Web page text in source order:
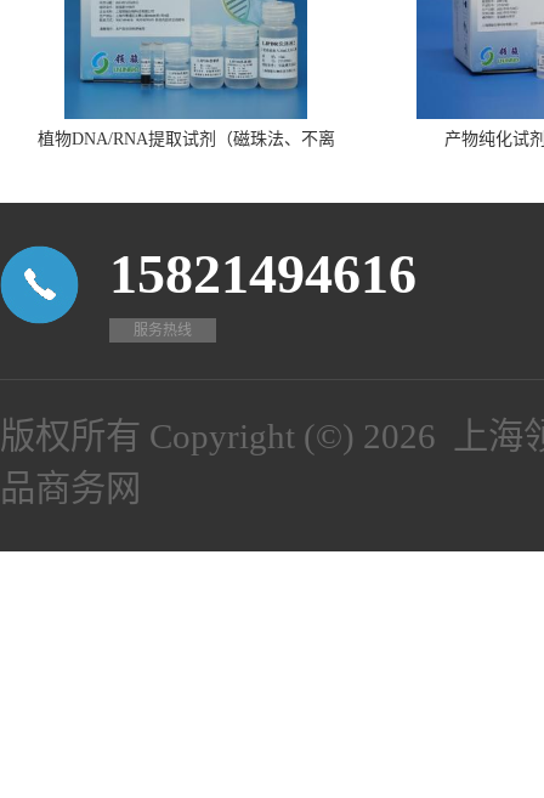
植物DNA/RNA提取试剂（磁珠法、不离
产物纯化试
15821494616
服务热线
版权所有 Copyright (©) 2026
上
品商务网